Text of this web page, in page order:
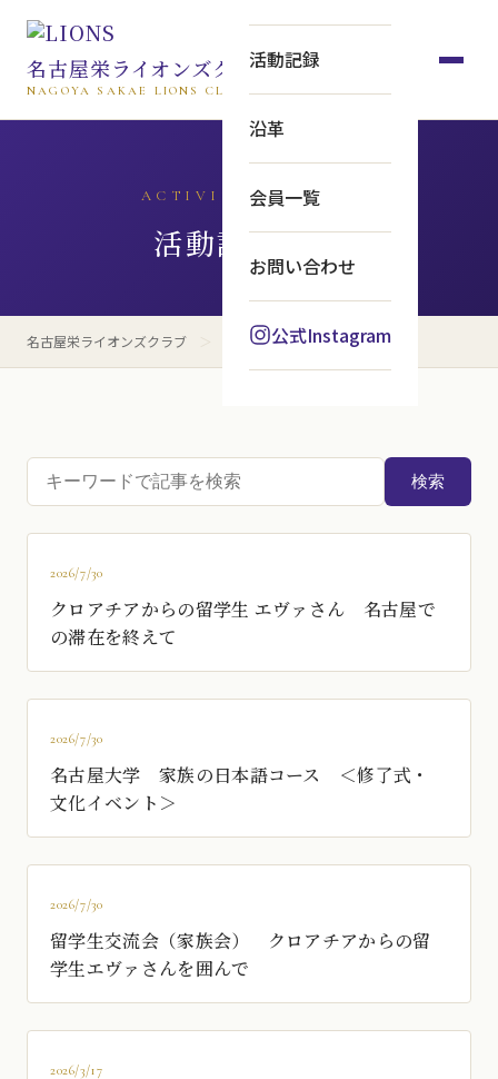
名古屋栄ライオンズクラブ
NAGOYA SAKAE LIONS CLUB
活動記録
沿革
会員一覧
お問い合わせ
公式Instagram
ACTIVITY ARCHIVE
活動記録一覧
名古屋栄ライオンズクラブ ＞ 活動記録一覧
動
記
索
検索
2026/7/30
クロアチアからの留学生 エヴァさん 名古屋で
の滞在を終えて
2026/7/30
名古屋大学 家族の日本語コース ＜修了式・
文化イベント＞
2026/7/30
留学生交流会（家族会） クロアチアからの留
学生エヴァさんを囲んで
2026/3/17